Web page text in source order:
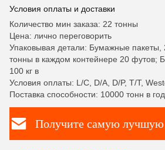
Условия оплаты и доставки
Количество мин заказа: 22 тонны
Цена: лично переговорить
Упаковывая детали: Бумажные пакеты,
тонны в каждом контейнере 20 футов;
100 кг в
Условия оплаты: L/C, D/A, D/P, T/T,
Поставка способности: 10000 тонн в год
Получите самую лучшую